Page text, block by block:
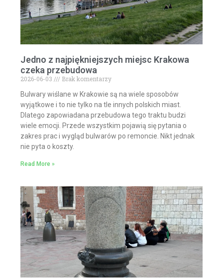
Jedno z najpiękniejszych miejsc Krakowa
czeka przebudowa
2026-06-03
Brak komentarzy
Bulwary wiślane w Krakowie są na wiele sposobów
wyjątkowe i to nie tylko na tle innych polskich miast.
Dlatego zapowiadana przebudowa tego traktu budzi
wiele emocji. Przede wszystkim pojawią się pytania o
zakres prac i wygląd bulwarów po remoncie. Nikt jednak
nie pyta o koszty.
Read More »